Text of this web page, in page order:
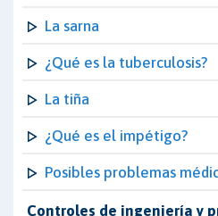
La sarna
¿Qué es la tuberculosis?
La tiña
¿Qué es el impétigo?
Posibles problemas
Controles de ingeniería y